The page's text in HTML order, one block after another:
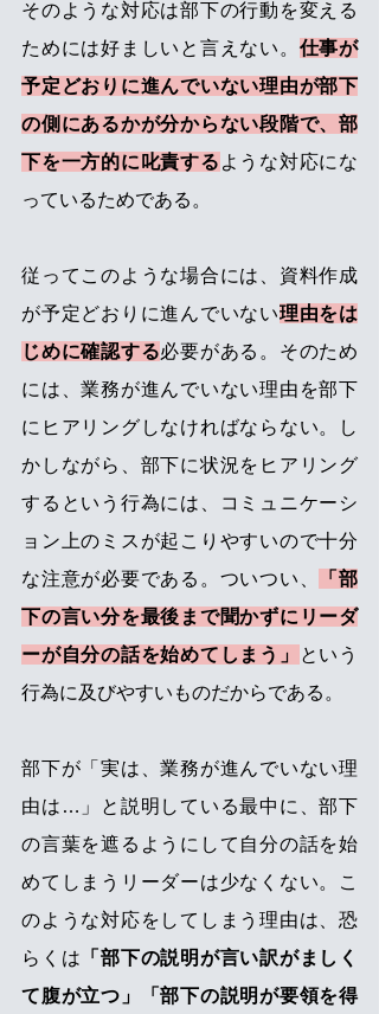
そのような対応は部下の行動を変える
ためには好ましいと言えない。 仕事が
予定どおりに進んでいない理由が部下
の側にあるかが分からない段階で、部
下を一方的に叱責する ような対応にな
っているためである。
従ってこのような場合には、資料作成
が予定どおりに進んでいない理由をは
じめに確認する必要がある。そのため
には、業務が進んでいない理由を部下
にヒアリングしなければならない。し
かしながら、部下に状況をヒアリング
するという行為には、コミュニケーシ
ョン上のミスが起こりやすいので十分
な注意が必要である。ついつい、
「部
下の言い分を最後まで聞かずにリーダ
ーが自分の話を始めてしまう」
という
行為に及びやすいものだからである。
部下が「実は、業務が進んでいない理
由は…」と説明している最中に、部下
の言葉を遮るようにして自分の話を始
めてしまうリーダーは少なくない。こ
のような対応をしてしまう理由は、恐
らくは 「部下の説明が言い訳がましく
て腹が立つ」「部下の説明が要領を得